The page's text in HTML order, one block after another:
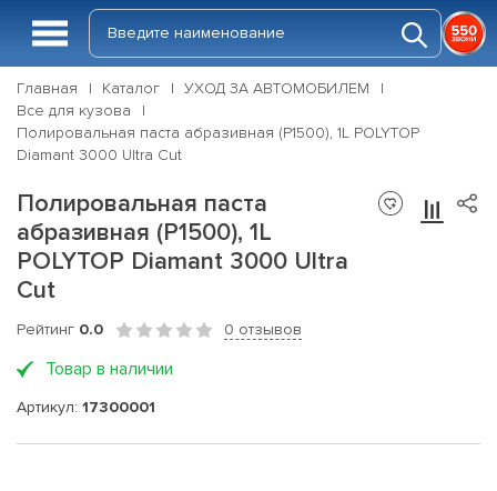
Главная Каталог
УХОД ЗА АВТОМОБИЛЕМ
Все для кузова
Полировальная паста абразивная (P1500), 1L POLYTOP
Diamant 3000 Ultra Cut
Полировальная паста
абразивная (P1500), 1L
POLYTOP Diamant 3000 Ultra
Cut
Рейтинг 0.0 0 отзывов
Товар в наличии
Артикул: 17300001